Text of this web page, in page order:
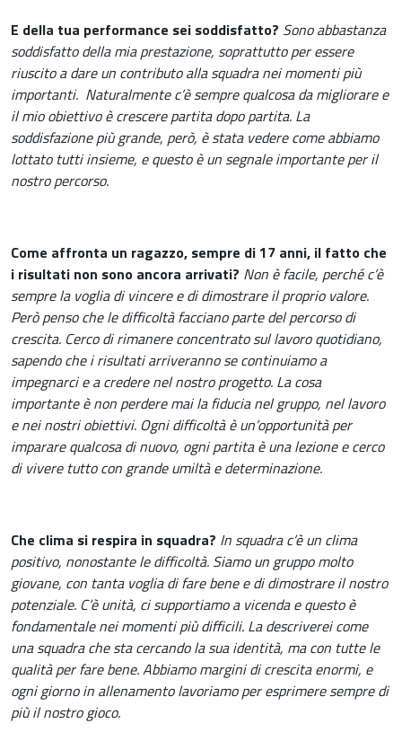
E della tua performance sei soddisfatto? Sono abbastanza
soddisfatto della mia prestazione, soprattutto per essere
riuscito a dare un contributo alla squadra nei momenti più
importanti. Naturalmente c’è sempre qualcosa da migliorare e
il mio obiettivo è crescere partita dopo partita. La
soddisfazione più grande, però, è stata vedere come abbiamo
lottato tutti insieme, e questo è un segnale importante per il
nostro percorso.
Come affronta un ragazzo, sempre di 17 anni, il fatto che
i risultati non sono ancora arrivati? Non è facile, perché c’è
sempre la voglia di vincere e di dimostrare il proprio valore.
Però penso che le difficoltà facciano parte del percorso di
crescita. Cerco di rimanere concentrato sul lavoro quotidiano,
sapendo che i risultati arriveranno se continuiamo a
impegnarci e a credere nel nostro progetto. La cosa
importante è non perdere mai la fiducia nel gruppo, nel lavoro
e nei nostri obiettivi. Ogni difficoltà è un’opportunità per
imparare qualcosa di nuovo, ogni partita è una lezione e cerco
di vivere tutto con grande umiltà e determinazione.
Che clima si respira in squadra? In squadra c’è un clima
positivo, nonostante le difficoltà. Siamo un gruppo molto
giovane, con tanta voglia di fare bene e di dimostrare il nostro
potenziale. C’è unità, ci supportiamo a vicenda e questo è
fondamentale nei momenti più difficili. La descriverei come
una squadra che sta cercando la sua identità, ma con tutte le
qualità per fare bene. Abbiamo margini di crescita enormi, e
ogni giorno in allenamento lavoriamo per esprimere sempre di
più il nostro gioco.